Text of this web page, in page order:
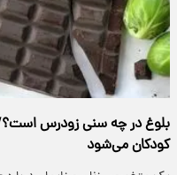
بلوغ در چه سنی زودرس
کودکان می‌شود